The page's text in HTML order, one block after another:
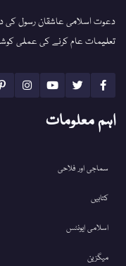
دعوت اسلامی عاشقان رسول کی
تعلیمات عام کرنے کی عملی
اہم معلومات
سماجی اور فلاحی
کتابیں
اسلامی ایونٹس
میگزین